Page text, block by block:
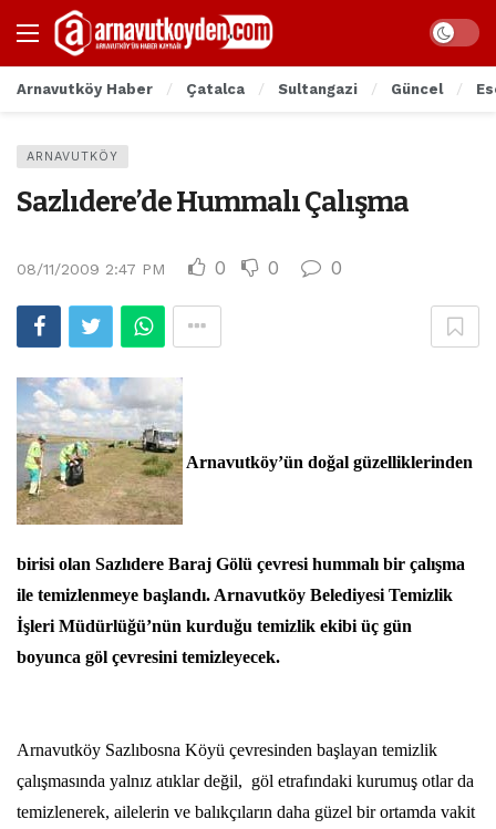
Arnavutköy Haber Çatalca Sultangazi Güncel
ARNAVUTKÖY
Sazlıdere’de Hummalı Çalışma
08/11/2009 2:47 PM 0 0 0
Arnavutköy’ün doğal güzelliklerinden
birisi olan Sazlıdere Baraj Gölü çevresi hummalı bir çalışma
ile temizlenmeye başlandı. Arnavutköy Belediyesi Temizlik
İşleri Müdürlüğü’nün kurduğu temizlik ekibi üç gün
boyunca göl çevresini temizleyecek.
Arnavutköy Sazlıbosna Köyü çevresinden başlayan temizlik
çalışmasında yalnız atıklar değil, göl etrafındaki kurumuş otlar da
temizlenerek, ailelerin ve balıkçıların daha güzel bir ortamda vakit